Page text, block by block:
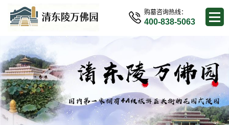
购墓咨询热线：
400-838-5063